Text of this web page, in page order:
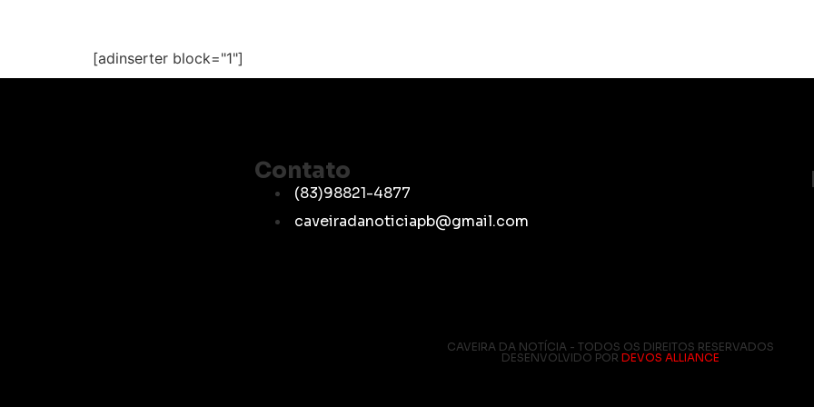
[adinserter block="1"]
Contato
(83)98821-4877
caveiradanoticiapb@gmail.com
CAVEIRA DA NOTÍCIA - TODOS OS DIREITOS RESERVADOS
DESENVOLVIDO POR DEVOS ALLIANCE